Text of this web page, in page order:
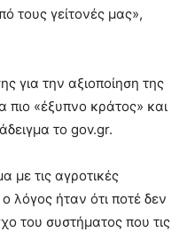
τους γείτονές μας»,
για την αξιοποίηση της
πιο «έξυπνο κράτος» και
το gov.gr.
με τις αγροτικές
λόγος ήταν ότι ποτέ δεν
του συστήματος που τις